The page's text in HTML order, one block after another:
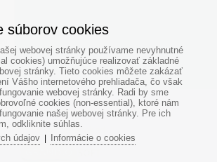
práva vyhradené - www.aquapond.sk
Tvorba web stránok
súborov cookies
webovej stránky používame nevyhnutné
cookies) umožňujúce realizovať základné
stránky. Tieto cookies môžete zakázať
Vášho internetového prehliadača, čo však
webovej stránky. Radi by sme
cookies (non-essential), ktoré nám
našej webovej stránky. Pre ich
odkliknite súhlas.
údajov| Informácie o cookies